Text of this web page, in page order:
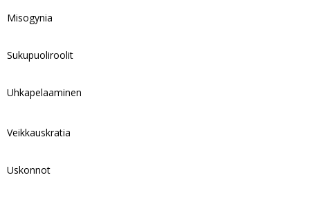
Misogynia
Sukupuoliroolit
Uhkapelaaminen
Veikkauskratia
Uskonnot